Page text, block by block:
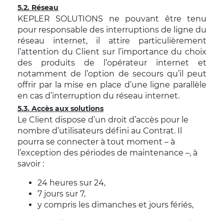
5.2. Réseau
KEPLER SOLUTIONS ne pouvant être tenu
pour responsable des interruptions de ligne du
réseau internet, il attire particulièrement
l’attention du Client sur l’importance du choix
des produits de l’opérateur internet et
notamment de l’option de secours qu’il peut
offrir par la mise en place d’une ligne parallèle
en cas d’interruption du réseau internet.
5.3. Accès aux solutions
Le Client dispose d’un droit d’accès pour le
nombre d’utilisateurs défini au Contrat. Il
pourra se connecter à tout moment – à
l’exception des périodes de maintenance –, à
savoir :
24 heures sur 24,
7 jours sur 7,
y compris les dimanches et jours fériés,